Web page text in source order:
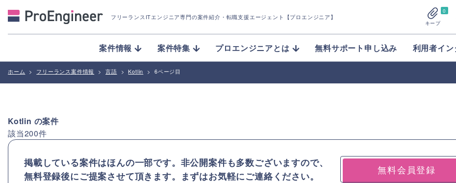
フリーランスITエンジニア専門の案件紹介 ・転職支援エージェント【プロエンジニア】
0
キープ
案件情報 案件特集 プロエンジニアとは 無料サポート申し込み 利用者イ
ホーム > フリーランス案件情報 > 言語 > Kotlin > 6ページ目
Kotlin の案件
該当200件
掲載している案件はほんの一部です。非公開案件も多数ございますので、
無料登録後にご提案させて頂きます。まずはお気軽にご連絡ください。
無料会員登録